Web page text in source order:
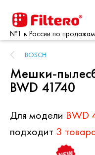
№1 в России по продажам
BOSCH
Мешки-
BWD 41740
Для модели BWD
подходит 3